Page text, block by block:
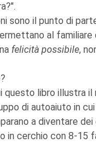
sono il punto di
al familiare
felicità possibile,
questo libro illustra
di autoaiuto in
a diventare
in cerchio con 8-15